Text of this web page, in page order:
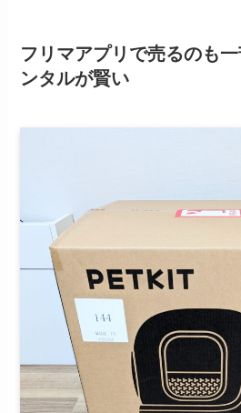
フリマアプリで売るのも
ンタルが賢い